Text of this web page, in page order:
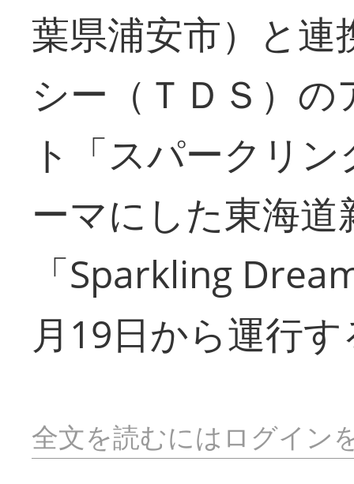
葉県浦安市）と
シー（ＴＤＳ）
ト「スパークリ
ーマにした東海
「Sparkling
月19日から運行
全文を読むにはログイン